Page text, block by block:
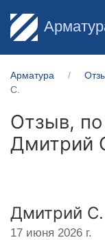
Арматура
С.
Отзыв,
Дмитрий
Дмитрий С.
17 июня 2026 г.